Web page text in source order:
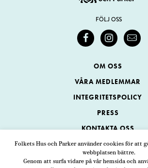
Folkets Hus och Parker använder cookies för att
webbplatsen bättre.
Genom att surfa vidare på vår hemsida och
FÖLJ OSS
OM OSS
VÅRA MEDLEMMAR
INTEGRITETSPOLICY
PRESS
KONTAKTA OSS
Folkets Hus och Parker